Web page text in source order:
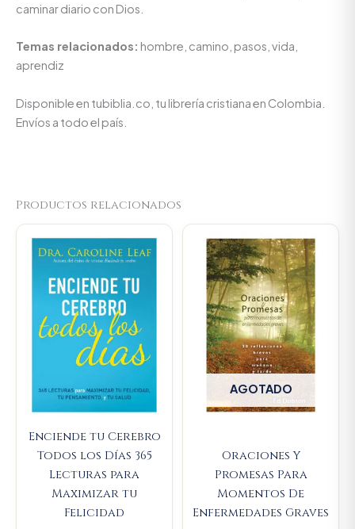
caminar diario con Dios.
Temas relacionados: hombre, camino, pasos, vida,
aprendiz
Disponible en tubiblia.co, tu librería cristiana en Colombia.
Envíos a todo el país.
Productos relacionados
Enciende tu Cerebro
Todos los Días 365
Lecturas para
Maximizar tu
Felicidad
was:
Current
is:
AGOTADO
Oraciones Y
Promesas Para
Momentos De
Enfermedades Graves